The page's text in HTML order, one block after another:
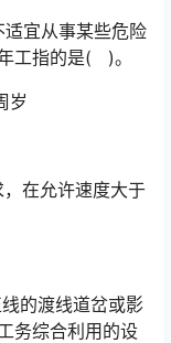
宜从事某些危险
工指的是( )。
岁
在允许速度大于
的渡线道岔或影
务综合利用的设